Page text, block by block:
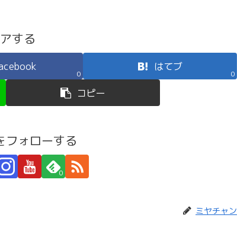
する
0
はてブ
0
コピー
フォローする
0
ミヤチャン